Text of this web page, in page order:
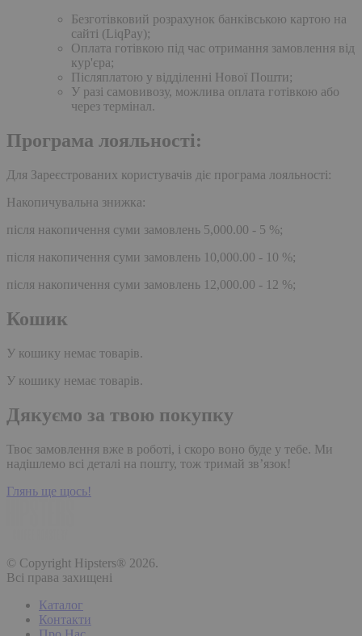
Безготівковий розрахунок банківською картою на
сайті (LiqPay);
Оплата готівкою під час отримання замовлення від
кур'єра;
Післяплатою у відділенні Нової Пошти;
У разі самовивозу, можлива оплата готівкою або
через термінал.
Програма лояльності:
Для Зареєстрованих користувачів діє програма лояльності:
Накопичувальна знижка:
після накопичення суми замовлень 5,000.00 - 5 %;
після накопичення суми замовлень 10,000.00 - 10 %;
після накопичення суми замовлень 12,000.00 - 12 %;
Кошик
У кошику немає товарів.
У кошику немає товарів.
Дякуємо за твою покупку
Твоє замовлення вже в роботі, і скоро воно буде у тебе. Ми
надішлемо всі деталі на пошту, тож тримай зв’язок!
Глянь ще щось!
© Copyright Hipsters® 2026.
Всі права захищені
Каталог
Контакти